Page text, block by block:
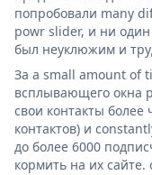
попробовали many
powr slider, и ни один
был неуклюжим и
За a small amount of
всплывающего окна
свои контакты более
контактов) и
до более 6000
кормить на их